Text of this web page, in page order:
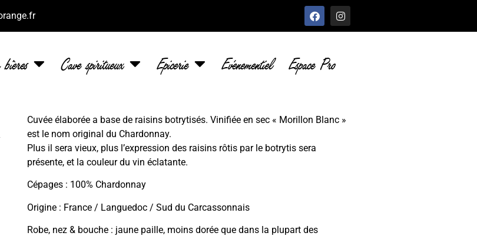
Cave spiritueux Epicerie Evénementiel Espace Pro
Cuvée élaborée a base de raisins botrytisés. Vinifiée en sec « Morillon Blanc »
est le nom original du Chardonnay.
Plus il sera vieux, plus l’expression des raisins rôtis par le botrytis sera
présente, et la couleur du vin éclatante.
Cépages : 100% Chardonnay
Origine : France / Languedoc / Sud du Carcassonnais
Robe, nez & bouche : jaune paille, moins dorée que dans la plupart des